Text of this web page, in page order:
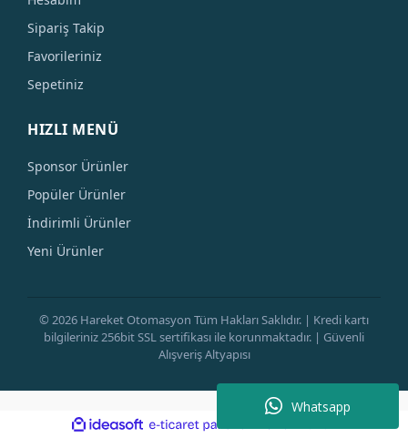
Whatsapp
Sipariş Takip
Favorileriniz
Sepetiniz
HIZLI MENÜ
Sponsor Ürünler
Popüler Ürünler
İndirimli Ürünler
Yeni Ürünler
© 2026 Hareket Otomasyon Tüm Hakları Saklıdır. | Kredi kartı
bilgileriniz 256bit SSL sertifikası ile korunmaktadır. | Güvenli
Alışveriş Altyapısı
ideasoft